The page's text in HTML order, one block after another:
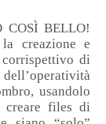
COSÌ BELLO!
creazione e
di
usandolo
creare files di